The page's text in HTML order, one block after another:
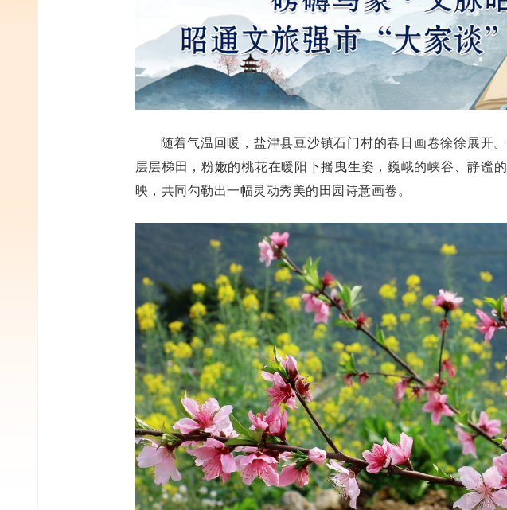
随着气温回暖，盐津县豆沙镇石门村的春日画卷徐徐展开
层层梯田，粉嫩的桃花在暖阳下摇曳生姿，巍峨的峡谷、静谧
映，共同勾勒出一幅灵动秀美的田园诗意画卷。